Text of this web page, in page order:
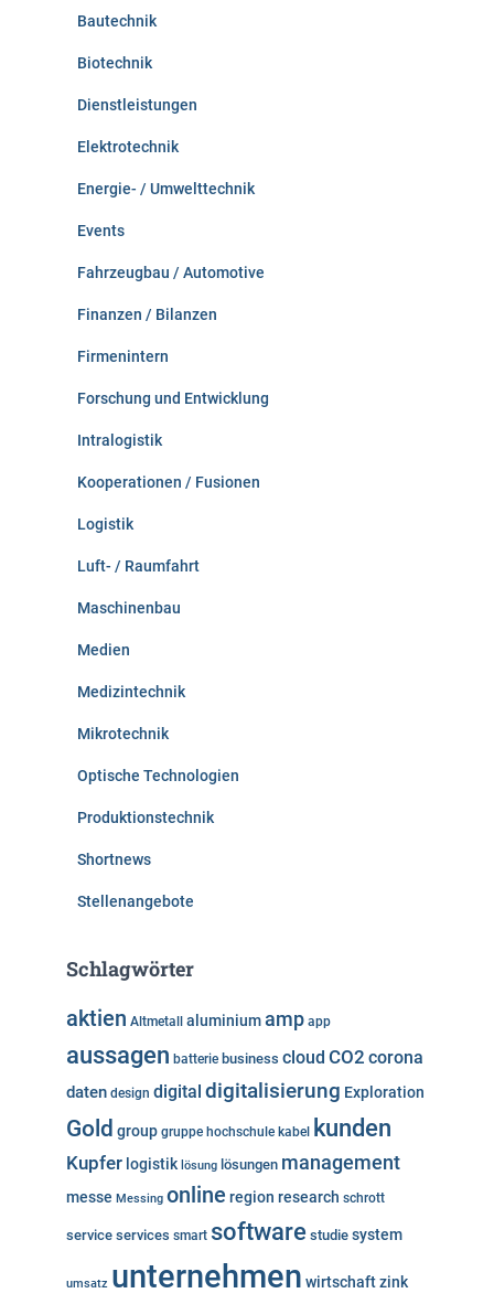
Bautechnik
Biotechnik
Dienstleistungen
Elektrotechnik
Energie- / Umwelttechnik
Events
Fahrzeugbau / Automotive
Finanzen / Bilanzen
Firmenintern
Forschung und Entwicklung
Intralogistik
Kooperationen / Fusionen
Logistik
Luft- / Raumfahrt
Maschinenbau
Medien
Medizintechnik
Mikrotechnik
Optische Technologien
Produktionstechnik
Shortnews
Stellenangebote
Schlagwörter
aktien Altmetall aluminiumamp app
aussagen batterie business cloud CO2 corona
daten design digital digitalisierung Exploration
Gold group gruppe hochschule kabel kunden
Kupfer logistik lösung lösungen management
messe Messing online region research schrott
service services smart software studie system
umsatz unternehmen wirtschaftzink